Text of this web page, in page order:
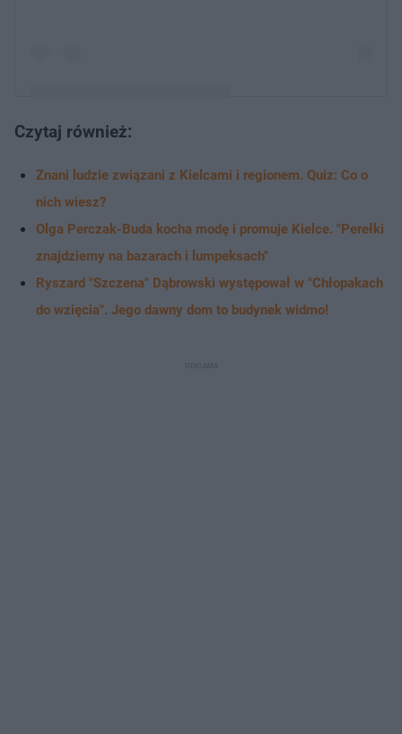
(@c5waldi_passion_farmer)
Czytaj również:
Znani ludzie związani z Kielcami i regionem. Quiz: Co o
nich wiesz?
Olga Perczak-Buda kocha modę i promuje Kielce. "Perełki
znajdziemy na bazarach i lumpeksach"
Ryszard "Szczena" Dąbrowski występował w "Chłopakach
do wzięcia". Jego dawny dom to budynek widmo!